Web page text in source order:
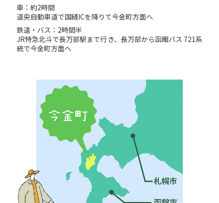
車：約2時間
道央自動車道で国縫ICを降りて今金町方面へ
鉄道・バス：2時間半
JR特急北斗で長万部駅まで行き、長万部から函館バス 721系
統で今金町方面へ